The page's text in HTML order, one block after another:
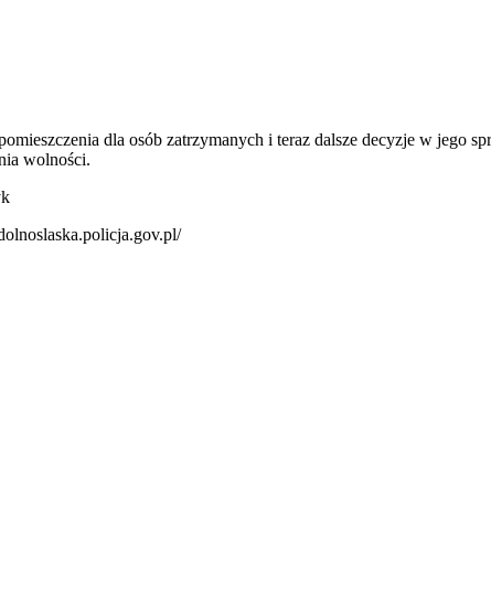
dla osób zatrzymanych i teraz dalsze decyzje w jego
wolności.